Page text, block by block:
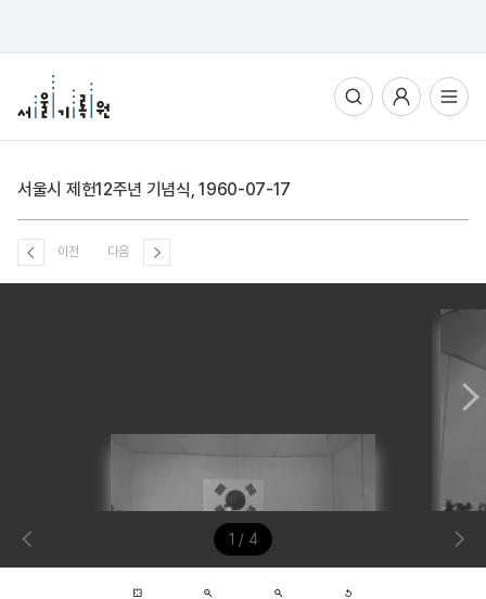
전체메뉴열기
서울시 제헌12주년 기념식, 1960-07-17
이전 다음
1 / 4